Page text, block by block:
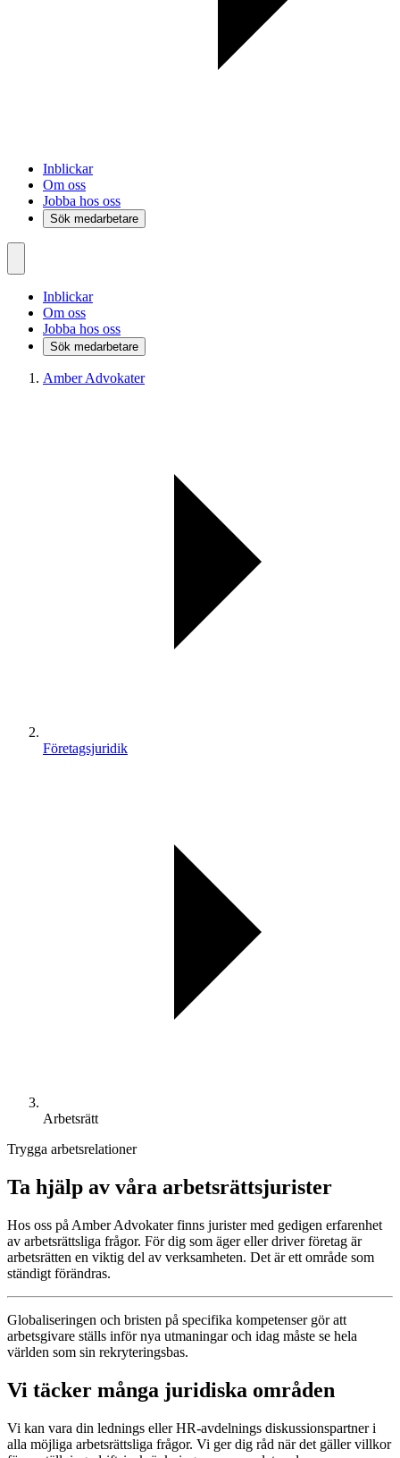
Inblickar
Om oss
Jobba hos oss
Sök medarbetare
Inblickar
Om oss
Jobba hos oss
Sök medarbetare
Amber Advokater
Företagsjuridik
Arbetsrätt
Trygga arbetsrelationer
Ta hjälp av våra arbetsrättsjurister
Hos oss på Amber Advokater finns jurister med gedigen erfarenhet
av arbetsrättsliga frågor. För dig som äger eller driver företag är
arbetsrätten en viktig del av verksamheten. Det är ett område som
ständigt förändras.
Globaliseringen och bristen på specifika kompetenser gör att
arbetsgivare ställs inför nya utmaningar och idag måste se hela
världen som sin rekryteringsbas.
Vi täcker många juridiska områden
Vi kan vara din lednings eller HR-avdelnings diskussionspartner i
alla möjliga arbetsrättsliga frågor. Vi ger dig råd när det gäller villkor